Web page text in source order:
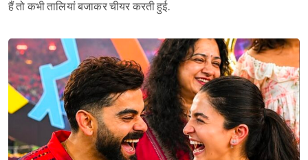
हैं तो कभी तालियां बजाकर चीयर करती हुई.